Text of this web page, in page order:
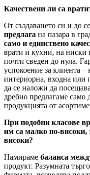
Качествени ли са
От създаването си и до
предлага на пазара в
само и единствено
врати и кухни, на ниски
почти сведен до нула.
успокоение за клиента –
интериорна, входна или
да се наложи да
дребно предлагаме само
продукцията от
При подобни класове
им са малко по-високи,
високи?
Намираме баланса
продукт. Разумната